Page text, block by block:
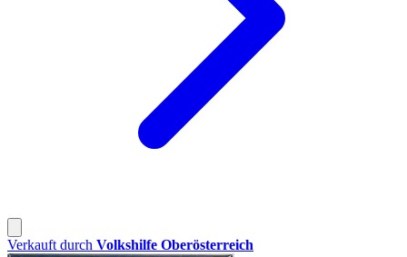
Verkauft durch Volkshilfe Oberösterreich